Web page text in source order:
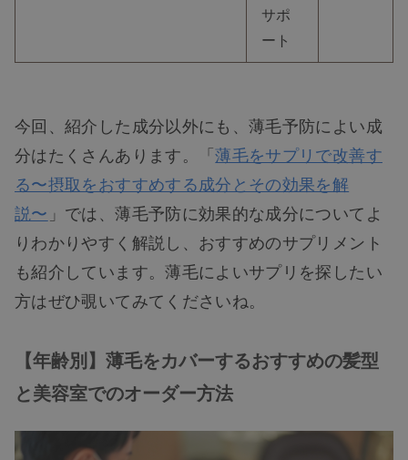
サポ
ート
今回、紹介した成分以外にも、薄毛予防によい成
分はたくさんあります。「薄毛をサプリで改善す
る〜摂取をおすすめする成分とその効果を解
説〜 」では、薄毛予防に効果的な成分についてよ
りわかりやすく解説し、おすすめのサプリメント
も紹介しています。薄毛によいサプリを探したい
方はぜひ覗いてみてくださいね。
【年齢別】薄毛をカバーするおすすめの髪型
と美容室でのオーダー方法